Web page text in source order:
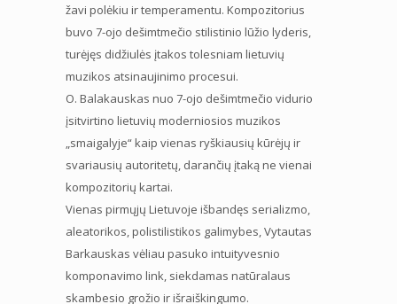
žavi polėkiu ir temperamentu. Kompozitorius
buvo 7-ojo dešimtmečio stilistinio lūžio lyderis,
turėjęs didžiulės įtakos tolesniam lietuvių
muzikos atsinaujinimo procesui.
O. Balakauskas nuo 7-ojo dešimtmečio vidurio
įsitvirtino lietuvių moderniosios muzikos
„smaigalyje“ kaip vienas ryškiausių kūrėjų ir
svariausių autoritetų, darančių įtaką ne vienai
kompozitorių kartai.
Vienas pirmųjų Lietuvoje išbandęs serializmo,
aleatorikos, polistilistikos galimybes, Vytautas
Barkauskas vėliau pasuko intuityvesnio
komponavimo link, siekdamas natūralaus
skambesio grožio ir išraiškingumo.